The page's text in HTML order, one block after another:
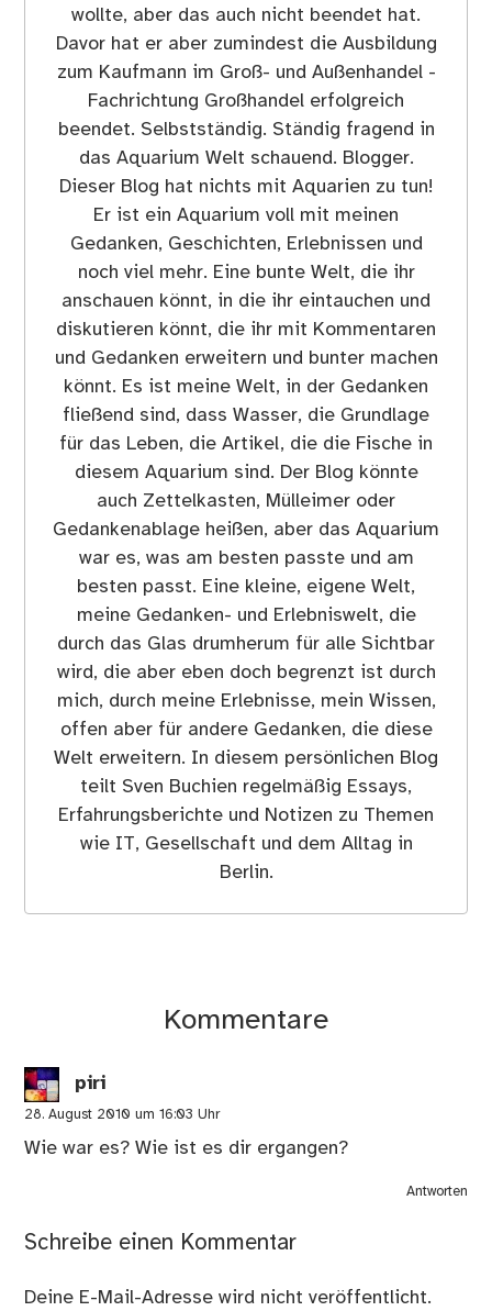
wollte, aber das auch nicht beendet hat.
Davor hat er aber zumindest die Ausbildung
zum Kaufmann im Groß- und Außenhandel -
Fachrichtung Großhandel erfolgreich
beendet. Selbstständig. Ständig fragend in
das Aquarium Welt schauend. Blogger.
Dieser Blog hat nichts mit Aquarien zu tun!
Er ist ein Aquarium voll mit meinen
Gedanken, Geschichten, Erlebnissen und
noch viel mehr. Eine bunte Welt, die ihr
anschauen könnt, in die ihr eintauchen und
diskutieren könnt, die ihr mit Kommentaren
und Gedanken erweitern und bunter machen
könnt. Es ist meine Welt, in der Gedanken
fließend sind, dass Wasser, die Grundlage
für das Leben, die Artikel, die die Fische in
diesem Aquarium sind. Der Blog könnte
auch Zettelkasten, Mülleimer oder
Gedankenablage heißen, aber das Aquarium
war es, was am besten passte und am
besten passt. Eine kleine, eigene Welt,
meine Gedanken- und Erlebniswelt, die
durch das Glas drumherum für alle Sichtbar
wird, die aber eben doch begrenzt ist durch
mich, durch meine Erlebnisse, mein Wissen,
offen aber für andere Gedanken, die diese
Welt erweitern. In diesem persönlichen Blog
teilt Sven Buchien regelmäßig Essays,
Erfahrungsberichte und Notizen zu Themen
wie IT, Gesellschaft und dem Alltag in
Berlin.
Kommentare
piri
28. August 2010 um 16:03 Uhr
Wie war es? Wie ist es dir ergangen?
Antworten
Schreibe einen Kommentar
Deine E-Mail-Adresse wird nicht veröffentlicht.